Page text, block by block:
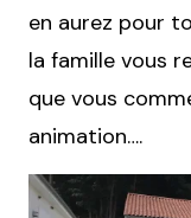
en aurez pour
la famille vous
que vous
animation….